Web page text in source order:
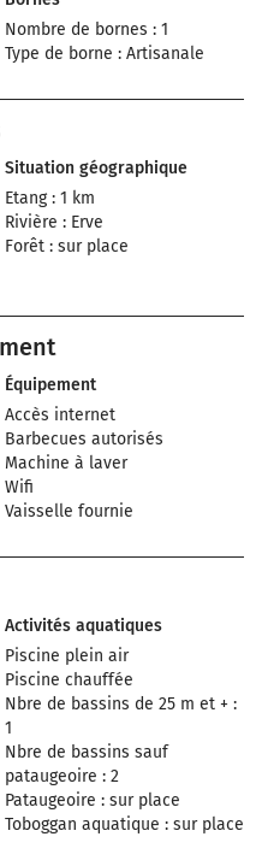
Nombre de bornes : 1
Type de borne : Artisanale
Situation géographique
Etang : 1 km
Rivière : Erve
Forêt : sur place
Équipement
Accès internet
Barbecues autorisés
Machine à laver
Wifi
Vaisselle fournie
Activités aquatiques
Piscine plein air
Piscine chauffée
Nbre de bassins de 25 m et + :
1
Nbre de bassins sauf
pataugeoire : 2
Pataugeoire : sur place
Toboggan aquatique : sur place